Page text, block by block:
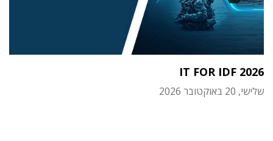
IT FOR IDF 2026
שלישי, 20 באוקטובר 2026